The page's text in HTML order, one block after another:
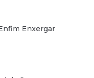
Enxergar